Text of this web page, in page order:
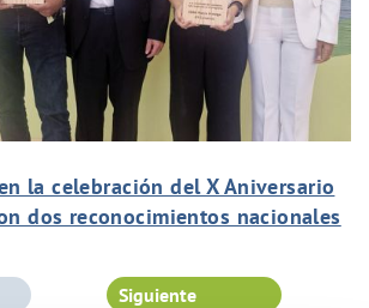
la celebración del X Aniversario
dos reconocimientos nacionales
Siguiente